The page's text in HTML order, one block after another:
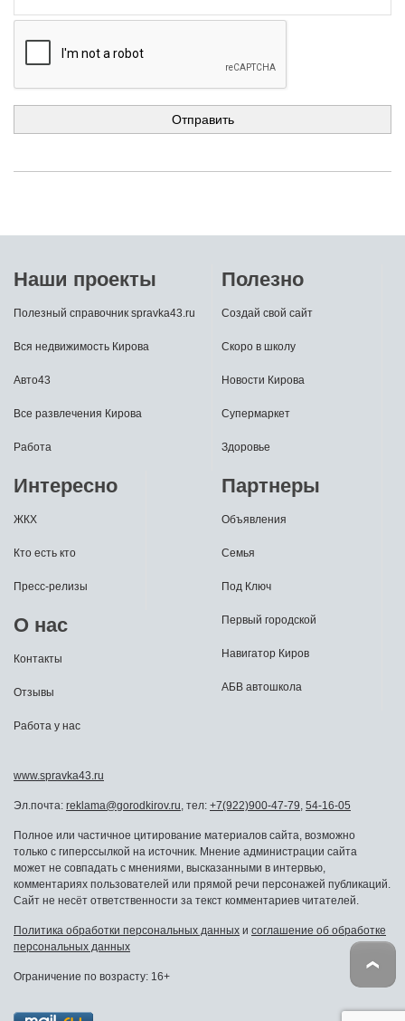
Наши проекты
Полезный справочник spravka43.ru
Вся недвижимость Кирова
Авто43
Все развлечения Кирова
Работа
Полезно
Создай свой сайт
Скоро в школу
Новости Кирова
Супермаркет
Здоровье
Интересно
ЖКХ
Кто есть кто
Пресс-релизы
О нас
Контакты
Отзывы
Работа у нас
Партнеры
Объявления
Семья
Под Ключ
Первый городской
Навигатор Киров
АБВ автошкола
www.spravka43.ru
Эл.почта: reklama@gorodkirov.ru, тел: +7(922)900-47-79, 54-16-05
Полное или частичное цитирование материалов сайта, возможно
только с гиперссылкой на источник. Мнение администрации сайта
может не совпадать с мнениями, высказанными в интервью,
комментариях пользователей или прямой речи персонажей публикаций.
Сайт не несёт ответственности за текст комментариев читателей.
Политика обработки персональных данных и соглашение об обработке
персональных данных
Ограничение по возрасту: 16+